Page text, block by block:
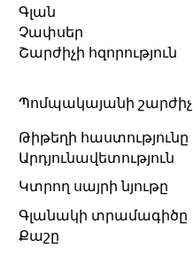
Գլան
Չափսեր
Շարժիչի հզորություն
Պոմպակայանի շարժիչ
Թիթեղի հաստությունը
Արդյունավետություն
Կտրող սայրի նյութը
Գլանակի տրամագիծը
Քաշը